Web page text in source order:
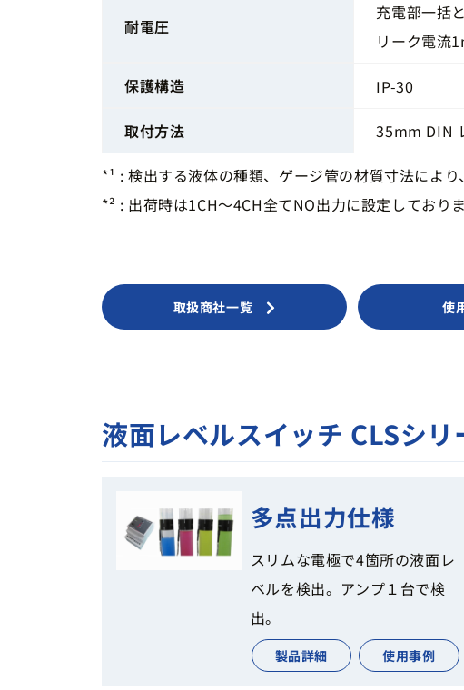
耐電圧
充電部一括
リーク電流
保護構造 IP-30
取付方法 35mm DIN
*¹ : 検出する液体の種類、ゲージ管の材質寸法によ
*² : 出荷時は1CH～4CH全てNO出力に設定しておりま
取扱商社一覧 使
液面レベルスイッチ CLSシリ
多点出力仕様
スリムな電極で4箇所の液面レ
ベルを検出。アンプ１台で検
出。
製品詳細 使用事例